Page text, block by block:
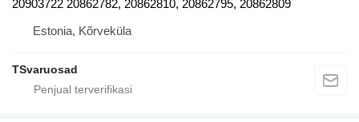
20903722 20862782, 20862810, 20862795, 20862809
Estonia, Kõrveküla
TSvaruosad